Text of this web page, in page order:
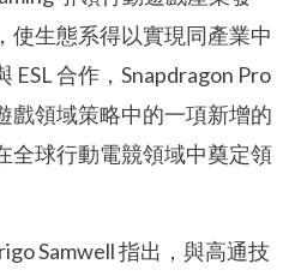
使生態系得以實現同產業中
ESL 合作，Snapdragon Pro
戲領域策略中的一項新增的
全球行動電競領域中奠定領
Samwell 指出，與高通技